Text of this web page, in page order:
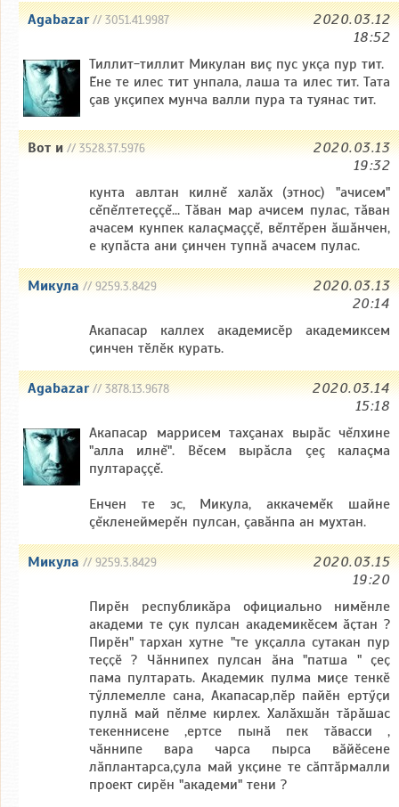
Agabazar// 3051.41.9987
2020.03.12
18:52
Тиллит-тиллит Микулан виç пус укçа пур тит.
Ĕне те илес тит унпала, лаша та илес тит. Тата
çав укçипех мунча валли пура та туянас тит.
Вот и// 3528.37.5976
2020.03.13
19:32
кунта авлтан килнĕ халăх (этнос) "ачисем"
сĕпĕлтетеççĕ... Тăван мар ачисем пулас, тăван
ачасем кунпек калаçмаççĕ, вĕлтĕрен ăшăнчен,
е купăста ани çинчен тупнă ачасем пулас.
Микула// 9259.3.8429
2020.03.13
20:14
Акапасар каллех академисӗр академиксем
ҫинчен тӗлӗк курать.
Agabazar// 3878.13.9678
2020.03.14
15:18
Акапасар маррисем тахçанах вырăс чĕлхине
"алла илнĕ". Вĕсем вырăсла çеç калаçма
пултараççĕ.
Енчен те эс, Микула, аккачемĕк шайне
çĕкленеймерĕн пулсан, çавăнпа ан мухтан.
Микула// 9259.3.8429
2020.03.15
19:20
Пирӗн республикӑра официально нимӗнле
академи те ҫук пулсан академикӗсем ӑҫтан ?
Пирӗн" тархан хутне "те укҫалла сутакан пур
теҫҫӗ ? Чӑннипех пулсан ӑна "патша " ҫеҫ
пама пултарать. Академик пулма миҫе тенкӗ
тӳллемелле сана, Акапасар,пӗр пайӗн ертӳҫи
пулнӑ май пӗлме кирлех. Халӑхшӑн тӑрӑшас
текеннисене ,ертсе пынӑ пек тӑвасси ,
чӑннипе вара чарса пырса вӑйӗсене
лӑплантарса,ҫула май укҫине те сӑптӑрмалли
проект сирӗн "академи" тени ?